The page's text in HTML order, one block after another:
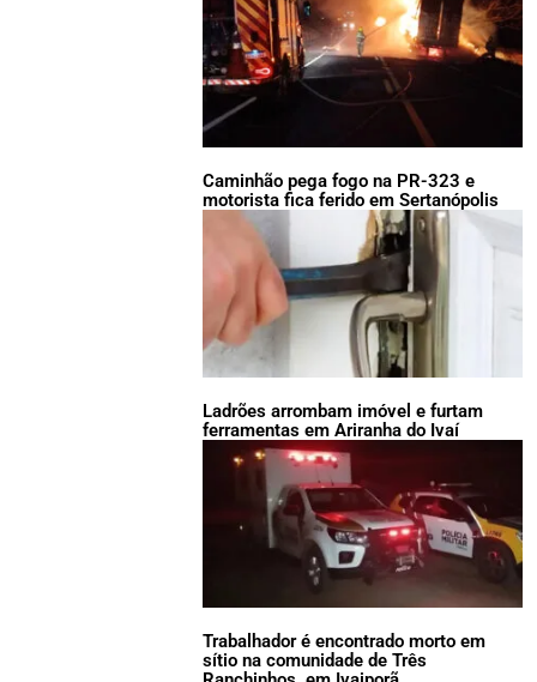
Caminhão pega fogo na PR-323 e
motorista fica ferido em Sertanópolis
Ladrões arrombam imóvel e furtam
ferramentas em Ariranha do Ivaí
Trabalhador é encontrado morto em
sítio na comunidade de Três